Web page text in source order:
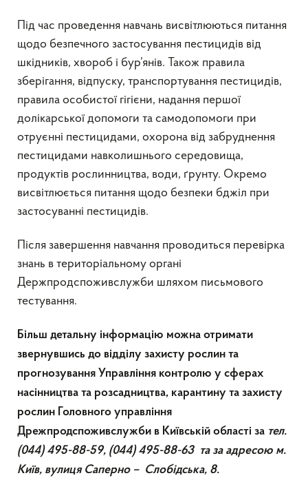
Під час проведення навчань висвітлюються питання
щодо безпечного застосування пестицидів від
шкідників, хвороб і бур’янів. Також правила
зберігання, відпуску, транспортування пестицидів,
правила особистої гігієни, надання першої
долікарської допомоги та самодопомоги при
отруєнні пестицидами, охорона від забруднення
пестицидами навколишнього середовища,
продуктів рослинництва, води, ґрунту. Окремо
висвітлюється питання щодо безпеки бджіл при
застосуванні пестицидів.
Після завершення навчання проводиться перевірка
знань в територіальному органі
Держпродспоживслужби шляхом письмового
тестування.
Більш детальну інформацію можна отримати
звернувшись до відділу захисту рослин та
прогнозування Управління контролю у сферах
насінництва та розсадництва, карантину та захисту
рослин Головного управління
Дрежпродспоживслужби в Київській області за тел.
(044) 495-88-59, (044) 495-88-63 та за адресою м.
Київ, вулиця Саперно – Слобідська, 8.